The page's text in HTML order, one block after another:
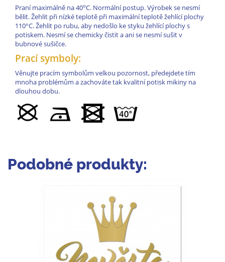
Praní maximálně na 40oC. Normální postup. Výrobek se nesmí
bělit. Žehlit při nízké teplotě při maximální teplotě žehlící plochy
110°C. Žehlit po rubu, aby nedošlo ke styku žehlící plochy s
potiskem. Nesmí se chemicky čistit a ani se nesmí sušit v
bubnové sušičce.
Prací symboly:
Věnujte pracím symbolům velkou pozornost, předejdete tím
mnoha problémům a zachováte tak kvalitní potisk mikiny na
dlouhou dobu.
Podobné produkty: